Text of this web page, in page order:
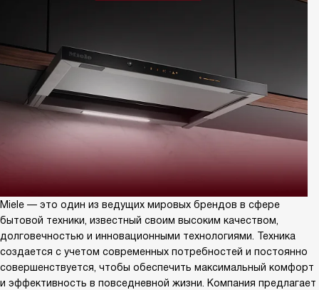
Miele — это один из ведущих мировых брендов в сфере
бытовой техники, известный своим высоким качеством,
долговечностью и инновационными технологиями. Техника
создается с учетом современных потребностей и постоянно
совершенствуется, чтобы обеспечить максимальный комфорт
и эффективность в повседневной жизни. Компания предлагает